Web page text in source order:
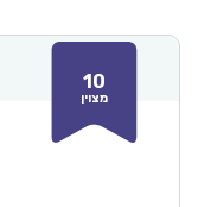
10
מצוין